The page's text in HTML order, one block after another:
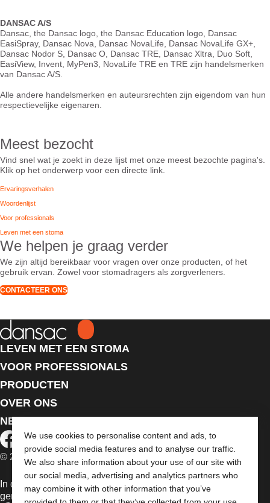
We use cookies to personalise content and ads, to
provide social media features and to analyse our traffic.
We also share information about your use of our site with
our social media, advertising and analytics partners who
may combine it with other information that you’ve
DANSAC A/S
Dansac, the Dansac logo, the Dansac Education logo, Dansac
EasiSpray, Dansac Nova, Dansac NovaLife, Dansac NovaLife GX+,
Dansac Nodor S, Dansac O, Dansac TRE, Dansac Xltra, Duo Soft,
EasiView, Invent, MyPen3, NovaLife TRE en TRE zijn handelsmerken
van Dansac A/S.
Alle andere handelsmerken en auteursrechten zijn eigendom van hun
respectievelijke eigenaren.
Meest bezocht
Vind snel wat je zoekt in deze lijst met onze meest bezochte pagina's.
Klik op het onderwerp voor een directe link.
Ervaringsverhalen
Woordenlijst
Voor professionals
Leven met een stoma
We helpen je graag verder
We zijn altijd bereikbaar voor vragen over onze producten, of het
gebruik ervan. Zowel voor stomadragers als zorgverleners.
CONTACTEER ONS
LEVEN MET EEN STOMA
VOOR PROFESSIONALS
PRODUCTEN
OVER ONS
NEEM CONTACT MET ONS OP
© 2026 Dansac A/S. Alle rechten voorbehouden.
In de EU verkochte medische hulpmiddelen dienen
gemarkeerd te zijn met een van de volgende symbolen: